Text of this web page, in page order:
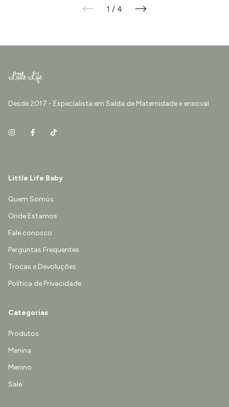
1 / 4
Desde 2017 - Especialista em Saída de Maternidade e enxoval.
Little Life Baby
Quem Somos
Onde Estamos
Fale conosco
Perguntas Frequentes
Trocas e Devoluções
Política de Privacidade
Categorias
Produtos
Menina
Menino
Sale